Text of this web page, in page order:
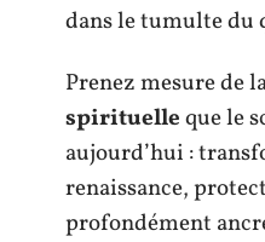
dans le tumulte du
Prenez mesure de
spirituelleque le
aujourd’hui :
renaissance,
profondément